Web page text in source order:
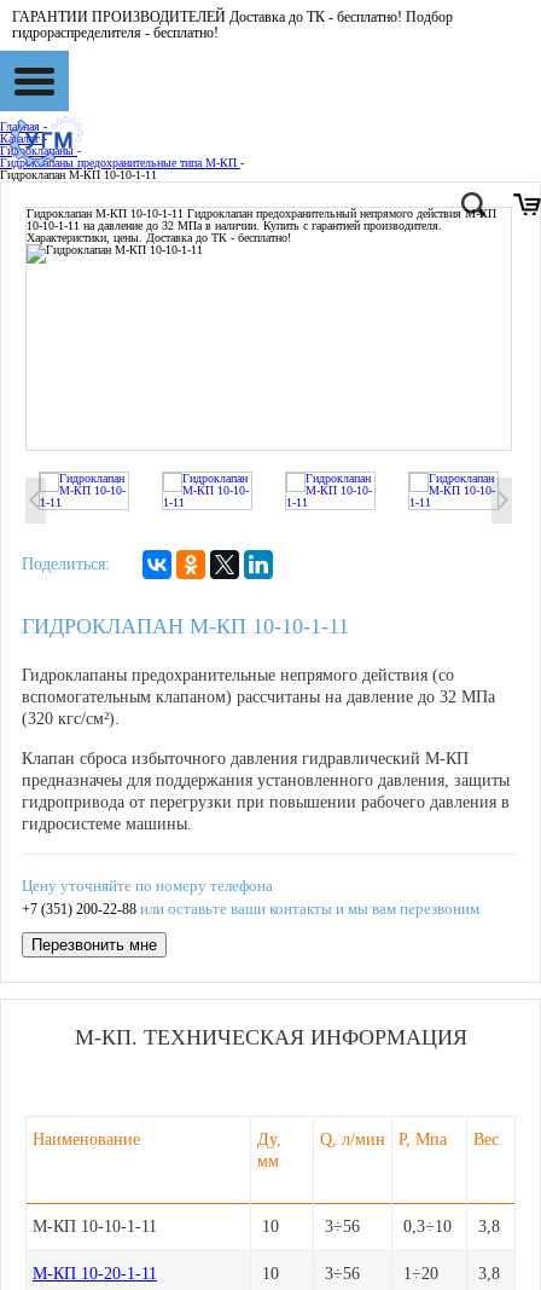
ГАРАНТИИ ПРОИЗВОДИТЕЛЕЙ Доставка до ТК - бесплатно! Подбор
гидрораспределителя - бесплатно!
Главная -
Каталог -
Гидроклапаны -
Гидроклапаны предохранительные типа М-КП -
Гидроклапан М-КП 10-10-1-11
Гидроклапан М-КП 10-10-1-11 Гидроклапан предохранительный непрямого действия М-КП
10-10-1-11 на давление до 32 МПа в наличии. Купить с гарантией производителя.
Характеристики, цены. Доставка до ТК - бесплатно!
Поделиться:
ГИДРОКЛАПАН М-КП 10-10-1-11
Гидроклапаны предохранительные непрямого действия (со
вспомогательным клапаном) рассчитаны на давление до 32 МПа
(320 кгс/см²).
Клапан сброса избыточного давления гидравлический М-КП
предназначеы для поддержания установленного давления, защиты
гидропривода от перегрузки при повышении рабочего давления в
гидросистеме машины.
Цену уточняйте по номеру телефона
+7 (351) 200-22-88 или оставьте ваши контакты и мы вам перезвоним
Перезвонить мне
М-КП. ТЕХНИЧЕСКАЯ ИНФОРМАЦИЯ
Наименование
Ду,
мм
Q, л/мин P, Мпа Вес
М-КП 10-10-1-11 10 3÷56 0,3÷10 3,8
М-КП 10-20-1-11 10 3÷56 1÷20 3,8